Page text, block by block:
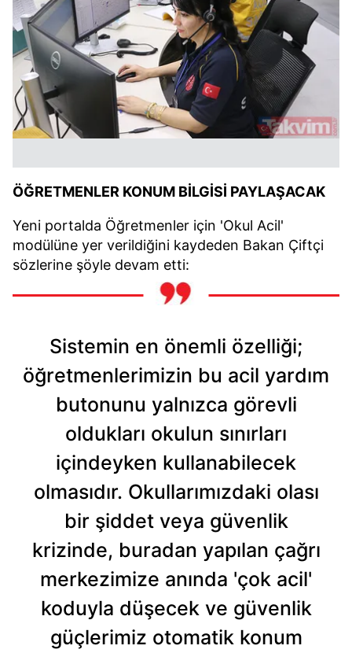
ÖĞRETMENLER KONUM BİLGİSİ PAYLAŞACAK
Yeni portalda Öğretmenler için 'Okul Acil'
modülüne yer verildiğini kaydeden Bakan Çiftçi
sözlerine şöyle devam etti:
Sistemin en önemli özelliği;
öğretmenlerimizin bu acil yardım
butonunu yalnızca görevli
oldukları okulun sınırları
içindeyken kullanabilecek
olmasıdır. Okullarımızdaki olası
bir şiddet veya güvenlik
krizinde, buradan yapılan çağrı
merkezimize anında 'çok acil'
koduyla düşecek ve güvenlik
güçlerimiz otomatik konum